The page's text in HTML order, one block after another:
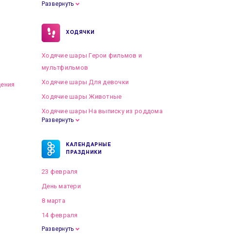
Развернуть
ХОДЯЧКИ
Ходячие шары Герои фильмов и
мультфильмов
Ходячие шары Для девочки
Ходячие шары Животные
Ходячие шары На выписку из роддома
Развернуть
КАЛЕНДАРНЫЕ
ПРАЗДНИКИ
23 февраля
День матери
8 марта
14 февраля
Развернуть